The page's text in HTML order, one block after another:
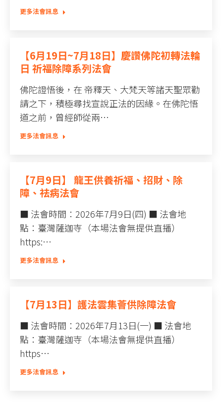
更多法會訊息
【6月19日~7月18日】慶讚佛陀初轉法輪
日 祈福除障系列法會
佛陀證悟後，在 帝釋天、大梵天等諸天聖眾勸
請之下，積極尋找宣說正法的因緣。在佛陀悟
道之前，曾經師從兩…
更多法會訊息
【7月9日】 龍王供養祈福、招財、除
障、祛病法會
■ 法會時間：2026年7月9日(四) ■ 法會地
點：臺灣薩迦寺（本場法會無提供直播）
https:…
更多法會訊息
【7月13日】護法雲集薈供除障法會
■ 法會時間：2026年7月13日(一) ■ 法會地
點：臺灣薩迦寺（本場法會無提供直播）
https…
更多法會訊息